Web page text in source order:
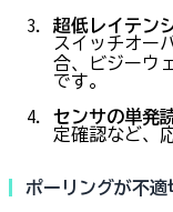
超低レイテン
スイッチオー
合、ビジーウ
です。
センサの単発
定確認など、
ポーリングが不適